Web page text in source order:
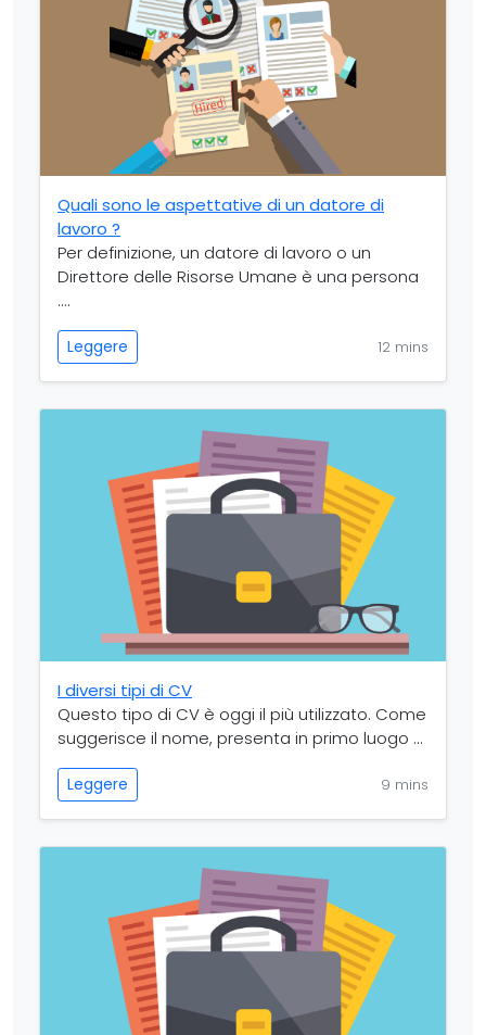
Quali sono le aspettative di un datore di
lavoro ?
Per definizione, un datore di lavoro o un
Direttore delle Risorse Umane è una persona
....
Leggere 12 mins
I diversi tipi di CV
Questo tipo di CV è oggi il più utilizzato. Come
suggerisce il nome, presenta in primo luogo ...
Leggere 9 mins